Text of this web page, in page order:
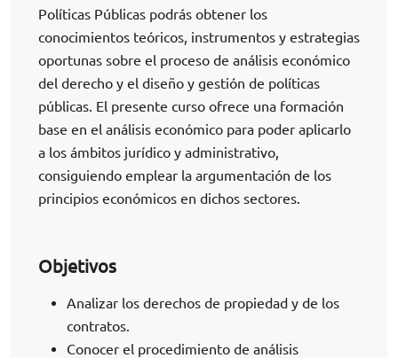
Políticas Públicas podrás obtener los
conocimientos teóricos, instrumentos y estrategias
oportunas sobre el proceso de análisis económico
del derecho y el diseño y gestión de políticas
públicas. El presente curso ofrece una formación
base en el análisis económico para poder aplicarlo
a los ámbitos jurídico y administrativo,
consiguiendo emplear la argumentación de los
principios económicos en dichos sectores.
Objetivos
Analizar los derechos de propiedad y de los
contratos.
Conocer el procedimiento de análisis